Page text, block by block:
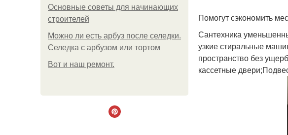
Основные советы для начинающих
строителей
Можно ли есть арбуз после селедки.
Селедка с арбузом или тортом
Boт и наш ремoнт.
Помогут сэкономить
Сантехника
узкие стиральные
пространство без
кассетные